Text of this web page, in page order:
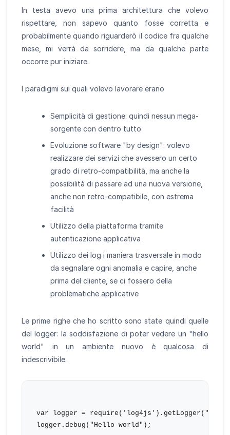
In testa avevo una prima architettura che volevo
rispettare, non sapevo quanto fosse corretta e
probabilmente quando riguarderò il codice fra qualche
mese, mi verrà da sorridere, ma da qualche parte
occorre pur iniziare.
I paradigmi sui quali volevo lavorare erano
Semplicità di gestione: quindi nessun mega-
sorgente con dentro tutto
Evoluzione software "by design": volevo
realizzare dei servizi che avessero un certo
grado di retro-compatibilità, ma anche la
possibilità di passare ad una nuova versione,
anche non retro-compatibile, con estrema
facilità
Utilizzo della piattaforma tramite
autenticazione applicativa
Utilizzo dei log i maniera trasversale in modo
da segnalare ogni anomalia e capire, anche
prima del cliente, se ci fossero della
problematiche applicative
Le prime righe che ho scritto sono state quindi quelle
del logger: la soddisfazione di poter vedere un "hello
world" in un ambiente nuovo è qualcosa di
indescrivibile.
var logger =
logger.debug("Hello world");